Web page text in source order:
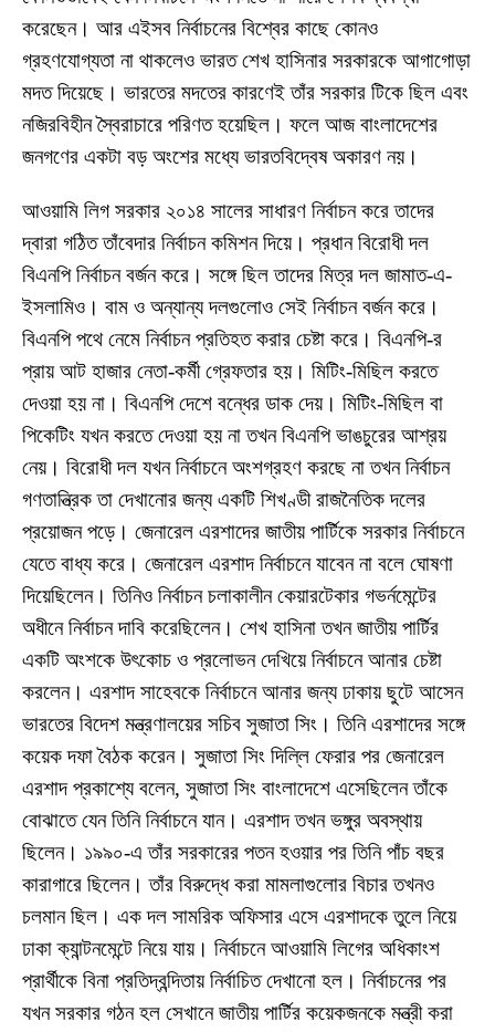
করেছেন। আর এইসব নির্বাচনের বিশ্বের কাছে কোনও
গ্রহণযোগ্যতা না থাকলেও ভারত শেখ হাসিনার সরকারকে আগাগোড়া
মদত দিয়েছে। ভারতের মদতের কারণেই তাঁর সরকার টিকে ছিল এবং
নজিরবিহীন স্বৈরাচারে পরিণত হয়েছিল। ফলে আজ বাংলাদেশের
জনগণের একটা বড় অংশের মধ্যে ভারতবিদ্বেষ অকারণ নয়।
আওয়ামি লিগ সরকার ২০১৪ সালের সাধারণ নির্বাচন করে তাদের
দ্বারা গঠিত তাঁবেদার নির্বাচন কমিশন দিয়ে। প্রধান বিরোধী দল
বিএনপি নির্বাচন বর্জন করে। সঙ্গে ছিল তাদের মিত্র দল জামাত-এ-
ইসলামিও। বাম ও অন্যান্য দলগুলোও সেই নির্বাচন বর্জন করে।
বিএনপি পথে নেমে নির্বাচন প্রতিহত করার চেষ্টা করে। বিএনপি-র
প্রায় আট হাজার নেতা-কর্মী গ্রেফতার হয়। মিটিং-মিছিল করতে
দেওয়া হয় না। বিএনপি দেশে বন্ধের ডাক দেয়। মিটিং-মিছিল বা
পিকেটিং যখন করতে দেওয়া হয় না তখন বিএনপি ভাঙচুরের আশ্রয়
নেয়। বিরোধী দল যখন নির্বাচনে অংশগ্রহণ করছে না তখন নির্বাচন
গণতান্ত্রিক তা দেখানোর জন্য একটি শিখণ্ডী রাজনৈতিক দলের
প্রয়োজন পড়ে। জেনারেল এরশাদের জাতীয় পার্টিকে সরকার নির্বাচনে
যেতে বাধ্য করে। জেনারেল এরশাদ নির্বাচনে যাবেন না বলে ঘোষণা
দিয়েছিলেন। তিনিও নির্বাচন চলাকালীন কেয়ারটেকার গভর্নমেন্টের
অধীনে নির্বাচন দাবি করেছিলেন। শেখ হাসিনা তখন জাতীয় পার্টির
একটি অংশকে উৎকোচ ও প্রলোভন দেখিয়ে নির্বাচনে আনার চেষ্টা
করলেন। এরশাদ সাহেবকে নির্বাচনে আনার জন্য ঢাকায় ছুটে আসেন
ভারতের বিদেশ মন্ত্রণালয়ের সচিব সুজাতা সিং। তিনি এরশাদের সঙ্গে
কয়েক দফা বৈঠক করেন। সুজাতা সিং দিল্লি ফেরার পর জেনারেল
এরশাদ প্রকাশ্যে বলেন, সুজাতা সিং বাংলাদেশে এসেছিলেন তাঁকে
বোঝাতে যেন তিনি নির্বাচনে যান। এরশাদ তখন ভঙ্গুর অবস্থায়
ছিলেন। ১৯৯০-এ তাঁর সরকারের পতন হওয়ার পর তিনি পাঁচ বছর
কারাগারে ছিলেন। তাঁর বিরুদ্ধে করা মামলাগুলোর বিচার তখনও
চলমান ছিল। এক দল সামরিক অফিসার এসে এরশাদকে তুলে নিয়ে
ঢাকা ক্যান্টনমেন্টে নিয়ে যায়। নির্বাচনে আওয়ামি লিগের অধিকাংশ
প্রার্থীকে বিনা প্রতিদ্বন্দিতায় নির্বাচিত দেখানো হল। নির্বাচনের পর
যখন সরকার গঠন হল সেখানে জাতীয় পার্টির কয়েকজনকে মন্ত্রী করা